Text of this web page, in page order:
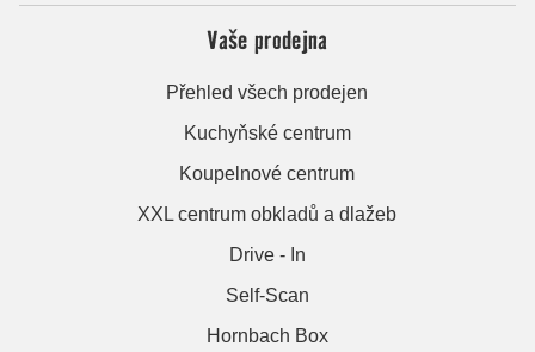
Vaše prodejna
Přehled všech prodejen
Kuchyňské centrum
Koupelnové centrum
XXL centrum obkladů a dlažeb
Drive - In
Self-Scan
Hornbach Box